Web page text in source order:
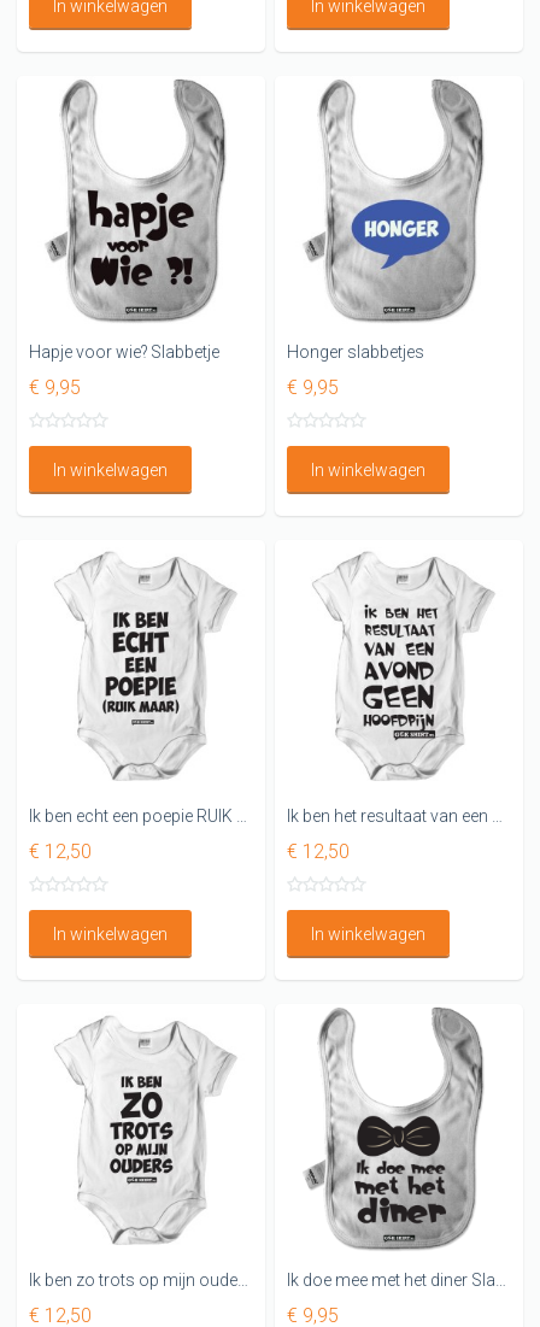
In winkelwagen In winkelwagen
Hapje voor wie? Slabbetje
€ 9,95
In winkelwagen
Honger slabbetjes
€ 9,95
In winkelwagen
€ 12,50
In winkelwagen
€ 12,50
In winkelwagen
Ik ben zo trots op mijn ouders Leuk Rompertje
€ 12,50
Ik doe mee met het diner Slabbetje met vlinderstrik
€ 9,95